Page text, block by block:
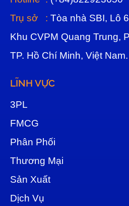
Trụ sở : Tòa nhà SBI, Lô
Khu CVPM Quang Trung,
TP. Hồ Chí Minh, Việt Nam.
LĨNH VỰC
3PL
FMCG
Phân Phối
Thương Mại
Sản Xuất
Dịch Vụ